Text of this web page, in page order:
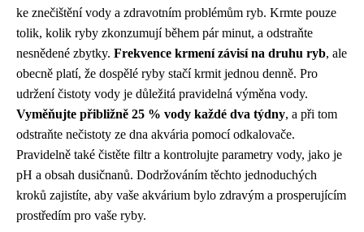
ke znečištění vody a zdravotním problémům ryb. Krmte pouze
tolik, kolik ryby zkonzumují během pár minut, a odstraňte
nesnědené zbytky. Frekvence krmení závisí na druhu ryb, ale
obecně platí, že dospělé ryby stačí krmit jednou denně. Pro
udržení čistoty vody je důležitá pravidelná výměna vody.
Vyměňujte přibližně 25 % vody každé dva týdny, a při tom
odstraňte nečistoty ze dna akvária pomocí odkalovače.
Pravidelně také čistěte filtr a kontrolujte parametry vody, jako je
pH a obsah dusičnanů. Dodržováním těchto jednoduchých
kroků zajistíte, aby vaše akvárium bylo zdravým a prosperujícím
prostředím pro vaše ryby.